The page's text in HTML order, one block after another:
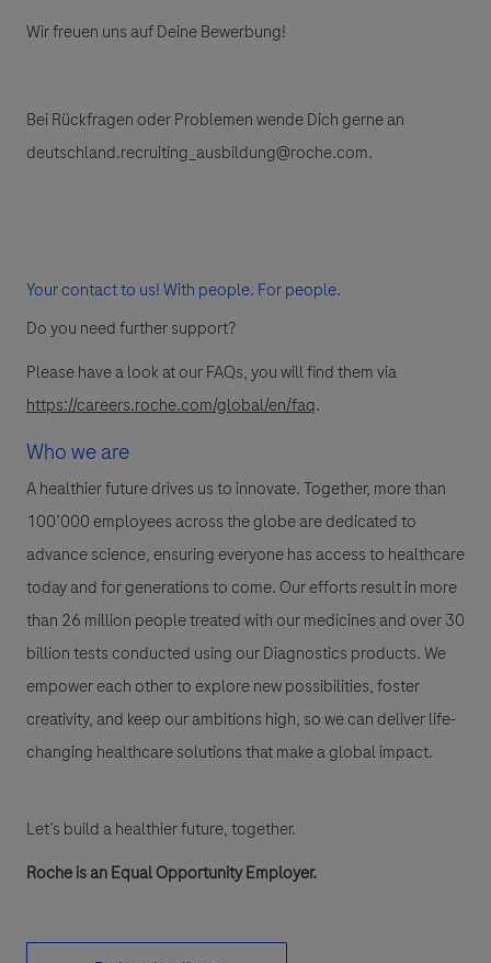
Wir freuen uns auf Deine Bewerbung!
Bei Rückfragen oder Problemen wende Dich gerne an
deutschland.recruiting_ausbildung@roche.com.
Your contact to us! With people. For people.
Do you need further support?
Please have a look at our FAQs, you will find them via
https://careers.roche.com/global/en/faq.
Who we are
A healthier future drives us to innovate. Together, more than
100’000 employees across the globe are dedicated to
advance science, ensuring everyone has access to healthcare
today and for generations to come. Our efforts result in more
than 26 million people treated with our medicines and over 30
billion tests conducted using our Diagnostics products. We
empower each other to explore new possibilities, foster
creativity, and keep our ambitions high, so we can deliver life-
changing healthcare solutions that make a global impact.
Let’s build a healthier future, together.
Roche is an Equal Opportunity Employer.